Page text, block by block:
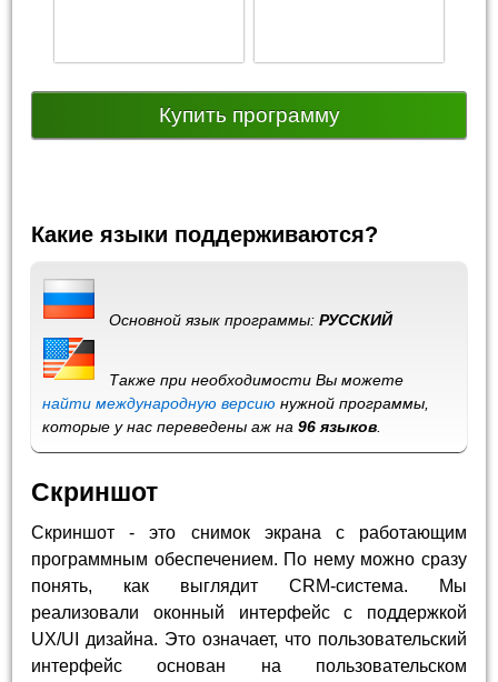
Купить программу
Какие языки поддерживаются?
Основной язык программы:РУССКИЙ
Также при необходимости Вы можете
найти международную версию нужной программы,
которые у нас переведены аж на96 языков
Скриншот
Скриншот - это снимок экрана с работающим
программным обеспечением. По нему можно сразу
понять, как выглядит CRM-система. Мы
реализовали оконный интерфейс с поддержкой
UX/UI дизайна. Это означает, что пользовательский
интерфейс основан на пользовательском